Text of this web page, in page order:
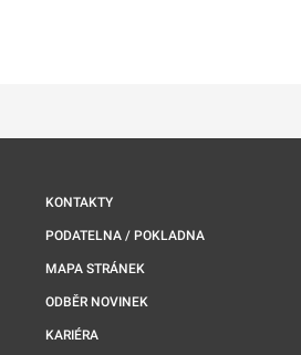
KONTAKTY
PODATELNA / POKLADNA
MAPA STRÁNEK
ODBĚR NOVINEK
KARIÉRA